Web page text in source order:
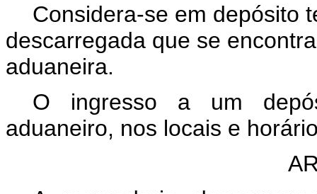
Considera-se em depósito
descarregada que se
aduaneira.
O ingresso a um
aduaneiro, nos locais e